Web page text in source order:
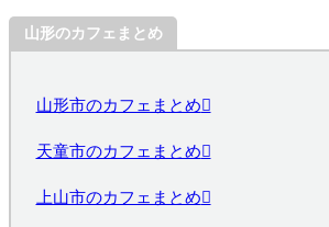
山形のカフェまとめ
山形市のカフェまとめ
天童市のカフェまとめ
上山市のカフェまとめ